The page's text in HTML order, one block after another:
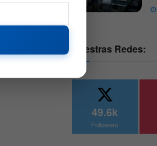
Nuestras Redes:
49.6k
Followers